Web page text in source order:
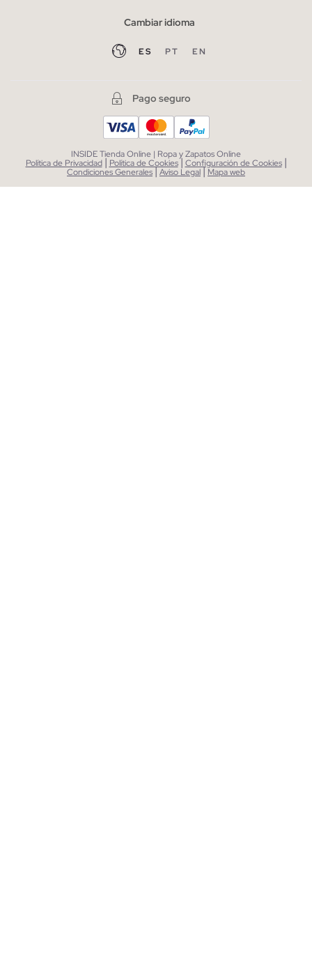
Cambiar idioma
ES PT EN
Pago seguro
INSIDE Tienda Online | Ropa y Zapatos Online
Política de Privacidad | Política de Cookies| Configuración de Cookies |
Condiciones Generales|Aviso Legal| Mapa web